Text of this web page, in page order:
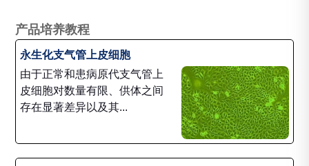
产品培养教程
永生化支气管上皮细胞
由于正常和患病原代支气管上
皮细胞对数量有限、供体之间
存在显著差异以及其...